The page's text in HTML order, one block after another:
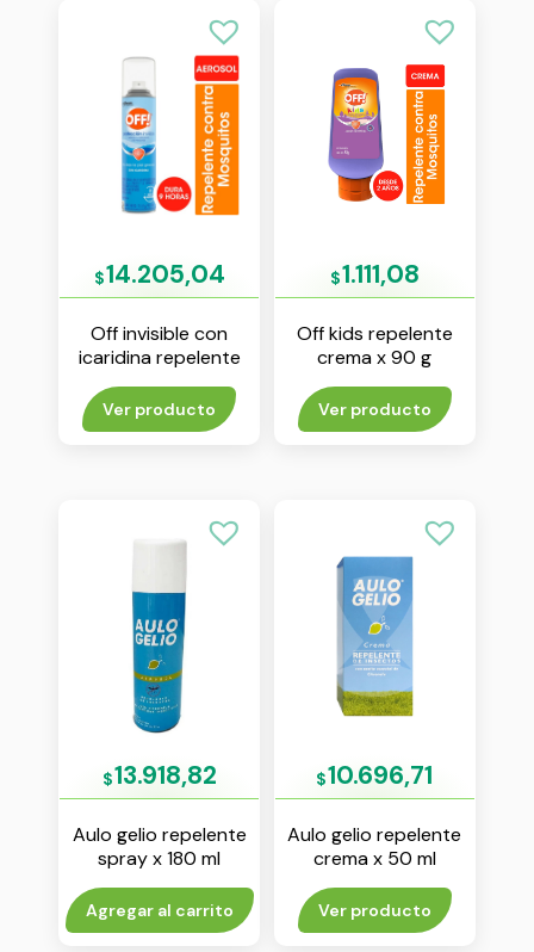
$14.205,04
Off invisible con
icaridina repelente
aerosol x 98,7 ml
Ver producto
$1.111,08
Off kids repelente
crema x 90 g
Ver producto
$13.918,82
Aulo gelio repelente
spray x 180 ml
Agregar al carrito
$10.696,71
Aulo gelio repelente
crema x 50 ml
Ver producto